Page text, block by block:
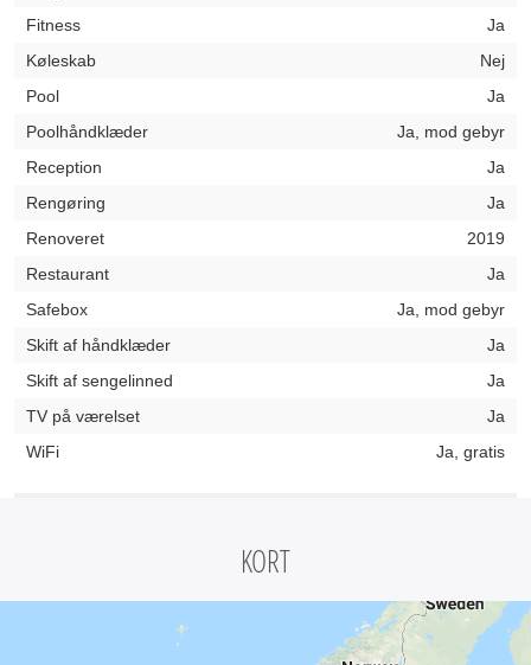
Fitness
Ja
Køleskab
Nej
Pool
Ja
Poolhåndklæder
Ja, mod gebyr
Reception
Ja
Rengøring
Ja
Renoveret
2019
Restaurant
Ja
Safebox
Ja, mod gebyr
Skift af håndklæder
Ja
Skift af sengelinned
Ja
TV på værelset
Ja
WiFi
Ja, gratis
KORT